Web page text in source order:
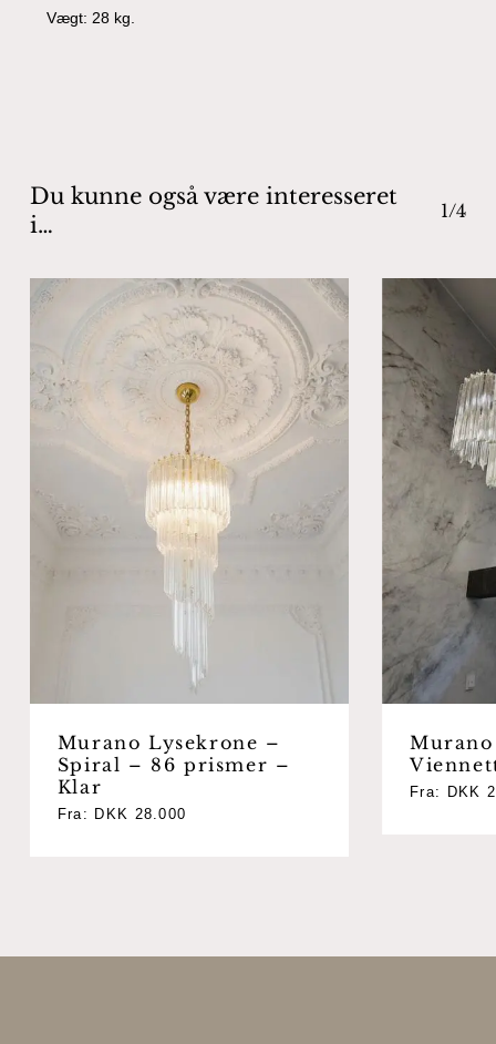
Vægt: 28 kg.
Du kunne også være interesseret
i…
1/4
Murano Lysekrone –
Spiral – 86 prismer –
Klar
Fra: DKK 28.000
Fra: DKK